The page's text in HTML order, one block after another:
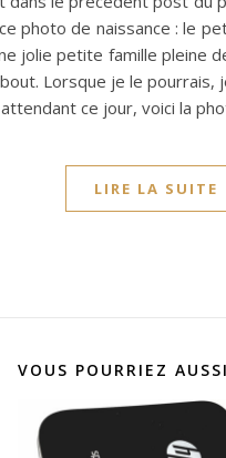
photo de naissance : le
jolie petite famille pleine
Lorsque je le
ce jour, voici la
LIRE LA SUITE
VOUS POURRIEZ